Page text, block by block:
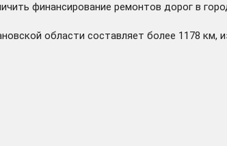
финансирование ремонтов дорог в
области составляет более 1178